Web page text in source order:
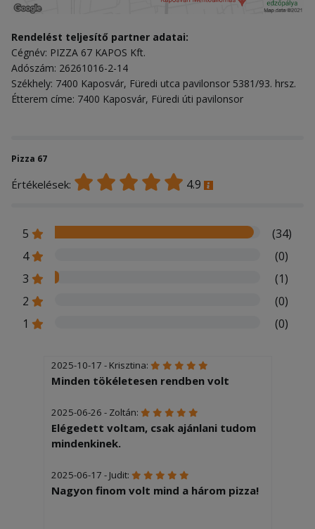
Rendelést teljesítő partner adatai:
Cégnév: PIZZA 67 KAPOS Kft.
Adószám: 26261016-2-14
Székhely: 7400 Kaposvár, Füredi utca pavilonsor 5381/93. hrsz.
Étterem címe: 7400 Kaposvár, Füredi úti pavilonsor
Pizza 67
Értékelések: 4.9
5
(34)
4
(0)
3
(1)
2
(0)
1
(0)
2025-10-17 - Krisztina:
Minden tökéletesen rendben volt
2025-06-26 - Zoltán:
Elégedett voltam, csak ajánlani tudom
mindenkinek.
2025-06-17 - Judit:
Nagyon finom volt mind a három pizza!